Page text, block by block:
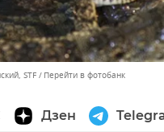
STF Перейти в фотобанк
Дзен